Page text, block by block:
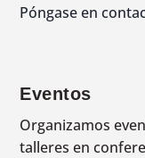
Póngase en
Eventos
Organizamos
talleres en